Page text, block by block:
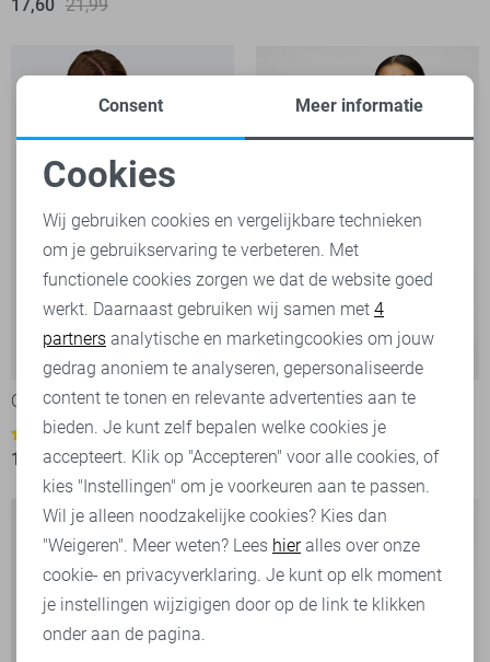
17,60 21,99
Only Top
5
15,95 19,99
Pieces Top
3
11,95 14,99
Noodzakelijke cookies
Personalisatie cookies
Analytische cookies
Marketing cookies
Consent Meer informatie
Cookies
Wij gebruiken cookies en vergelijkbare technieken
om je gebruikservaring te verbeteren. Met
functionele cookies zorgen we dat de website goed
werkt. Daarnaast gebruiken wij samen met 4
partners analytische en marketingcookies om jouw
gedrag anoniem te analyseren, gepersonaliseerde
content te tonen en relevante advertenties aan te
bieden. Je kunt zelf bepalen welke cookies je
accepteert. Klik op "Accepteren" voor alle cookies, of
kies "Instellingen" om je voorkeuren aan te passen.
Wil je alleen noodzakelijke cookies? Kies dan
"Weigeren". Meer weten? Lees hieralles over onze
cookie- en privacyverklaring. Je kunt op elk moment
je instellingen wijzigigen door op de link te klikken
onder aan de pagina.